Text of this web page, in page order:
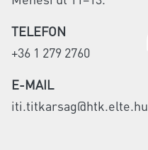
TELEFON
+36 1 279 2760
E-MAIL
iti.titkarsag@htk.elte.hu